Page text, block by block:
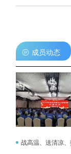
成员动态
战高温、送清凉